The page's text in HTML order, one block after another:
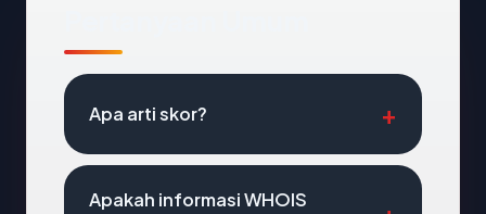
Apa arti skor?
Apakah informasi WHOIS